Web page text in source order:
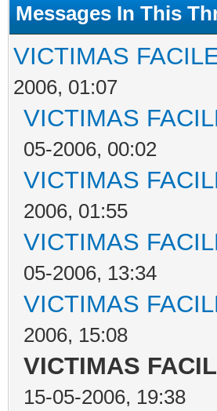
Messages In This
VICTIMAS
2006, 01:07
VICTIMAS
05-2006, 00:02
VICTIMAS
2006, 01:55
VICTIMAS
05-2006, 13:34
VICTIMAS
2006, 15:08
VICTIMAS
15-05-2006, 19:38